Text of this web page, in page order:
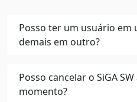
Posso ter um usuário em
demais em outro?
Posso cancelar o SiGA
momento?